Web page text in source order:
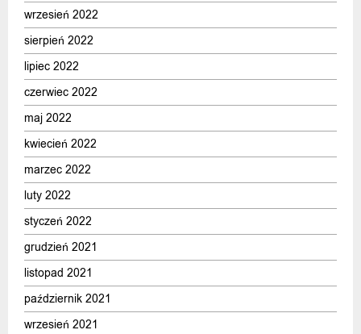
wrzesień 2022
sierpień 2022
lipiec 2022
czerwiec 2022
maj 2022
kwiecień 2022
marzec 2022
luty 2022
styczeń 2022
grudzień 2021
listopad 2021
październik 2021
wrzesień 2021